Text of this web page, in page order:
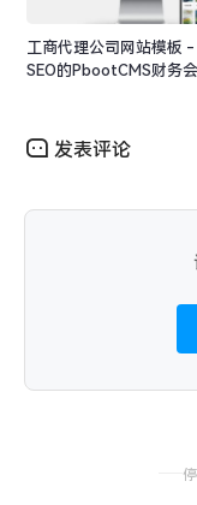
工商代理公司网站模板
SEO的PbootCMS财务
发表评论